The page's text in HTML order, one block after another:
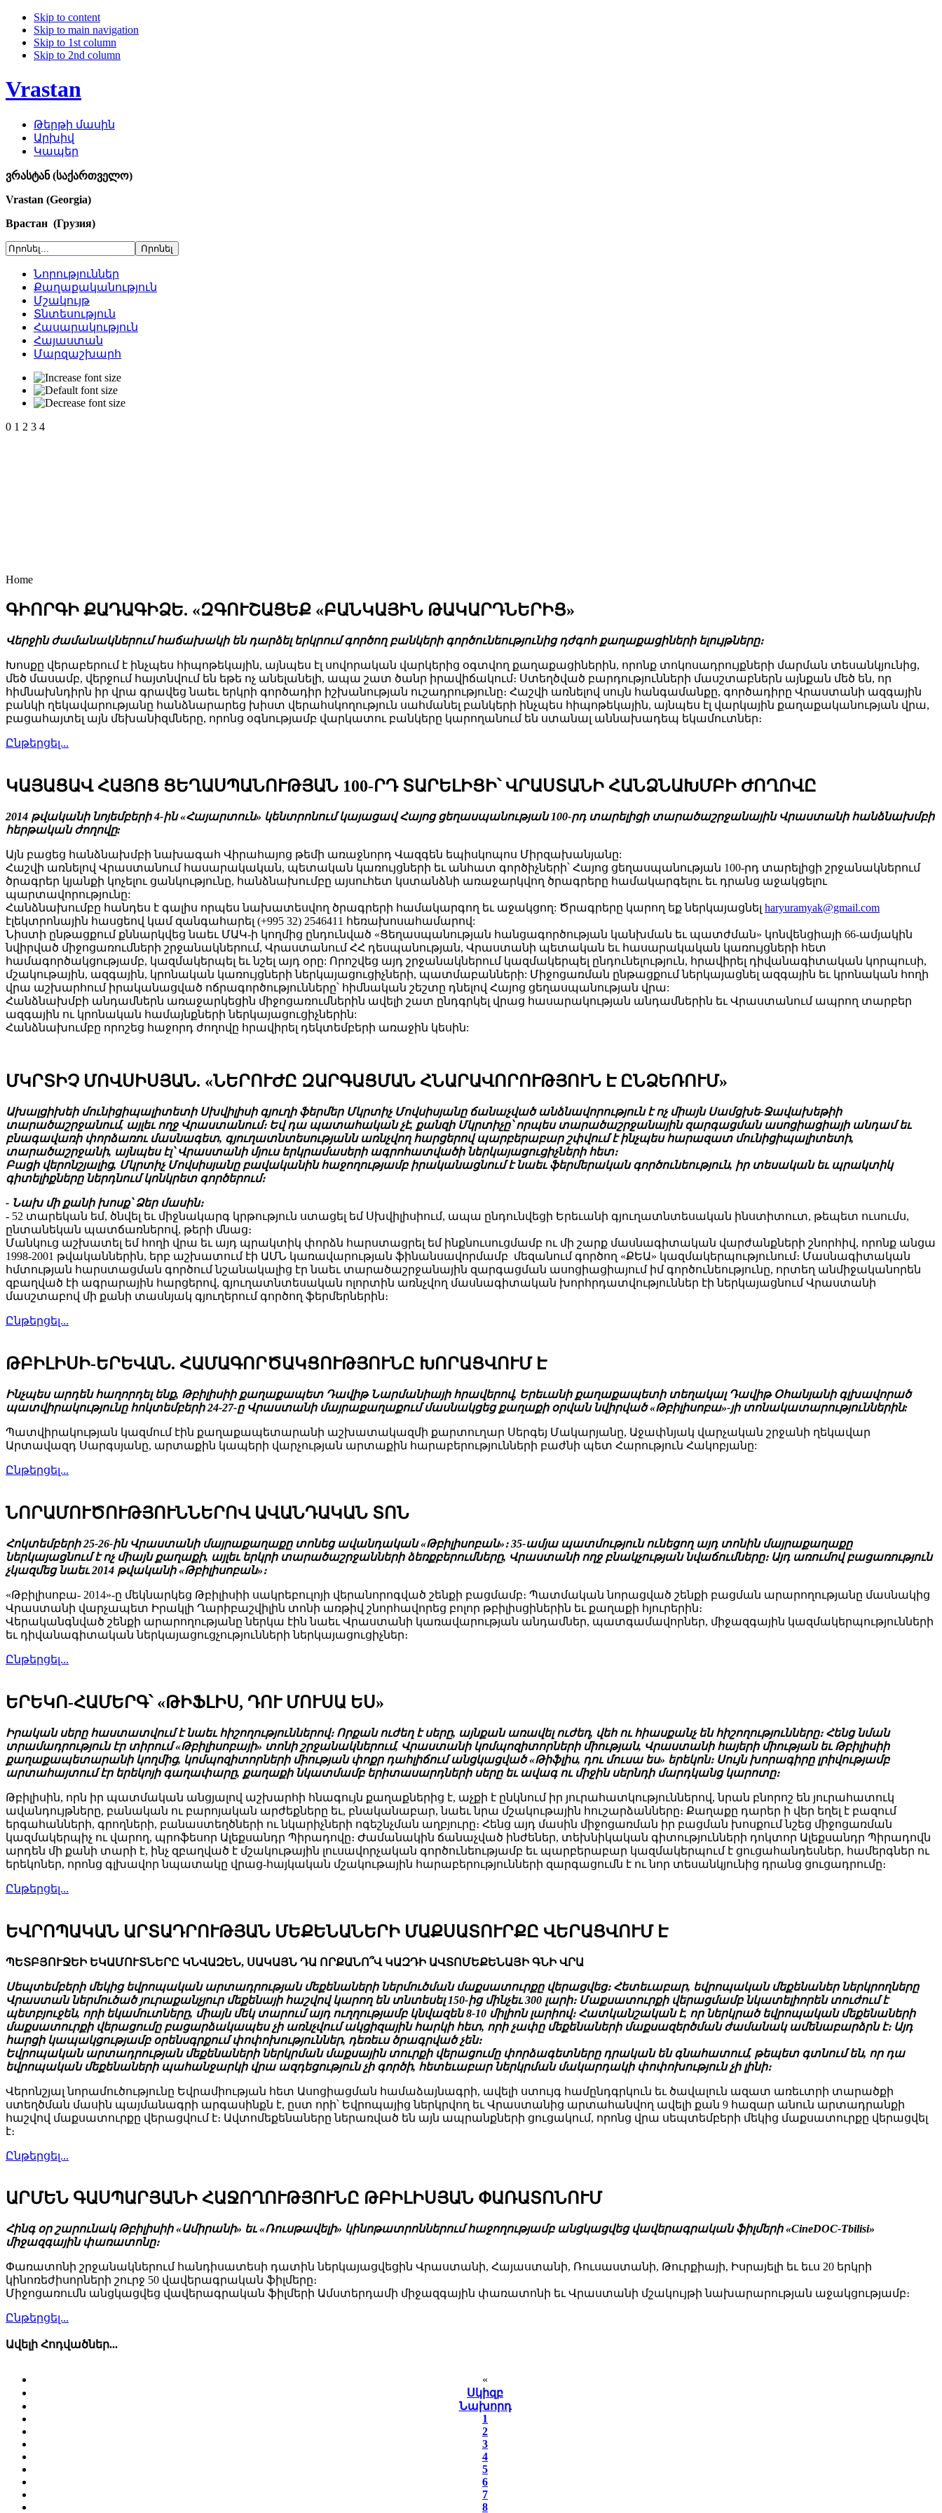
Skip to content
Skip to main navigation
Skip to 1st column
Skip to 2nd column
Vrastan
Թերթի մասին
Արխիվ
Կապեր
ვრასტან (საქართველო)
Vrastan (Georgia)
Врастан (Грузия)
Նորություններ
Քաղաքականություն
Մշակույթ
Տնտեսություն
Հասարակություն
Հայաստան
Մարզաշխարհ
0 1 2 3 4
Home
ԳԻՈՐԳԻ ՔԱԴԱԳԻՁԵ. «ԶԳՈՒՇԱՑԵՔ «ԲԱՆԿԱՅԻՆ ԹԱԿԱՐԴՆԵՐԻՑ»
Վերջին ժամանակներում հաճախակի են դարձել երկրում գործող բանկերի գործունեությունից դժգոհ քաղաքացիների ելույթները։
Խոսքը վերաբերում է ինչպես հիպոթեկային, այնպես էլ սովորական վարկերից օգտվող քաղաքացիներին, որոնք տոկոսադրույքների մարման տեսանկյունից,
մեծ մասամբ, վերջում հայտնվում են եթե ոչ անելանելի, ապա շատ ծանր իրավիճակում։ Ստեղծված բարդությունների մասշտաբներն այնքան մեծ են, որ
հիմնախնդիրն իր վրա գրավեց նաեւ երկրի գործադիր իշխանության ուշադրությունը։ Հաշվի առնելով սույն հանգամանքը, գործադիրը Վրաստանի ազգային
բանկի ղեկավարությանը հանձնարարեց խիստ վերահսկողություն սահմանել բանկերի ինչպես հիպոթեկային, այնպես էլ վարկային քաղաքականության վրա,
բացահայտել այն մեխանիզմները, որոնց օգնությամբ վարկատու բանկերը կարողանում են ստանալ աննախադեպ եկամուտներ։
Ընթերցել...
ԿԱՅԱՑԱՎ ՀԱՅՈՑ ՑԵՂԱՍՊԱՆՈՒԹՅԱՆ 100-ՐԴ ՏԱՐԵԼԻՑԻ՝ ՎՐԱՍՏԱՆԻ ՀԱՆՁՆԱԽՄԲԻ ԺՈՂՈՎԸ
2014 թվականի նոյեմբերի 4-ին «Հայարտուն» կենտրոնում կայացավ Հայոց ցեղասպանության 100-րդ տարելիցի տարածաշրջանային Վրաստանի հանձնախմբի
հերթական ժողովը:
Այն բացեց հանձնախմբի նախագահ Վիրահայոց թեմի առաջնորդ Վազգեն եպիսկոպոս Միրզախանյանը:
Հաշվի առնելով Վրաստանում հասարակական, պետական կառույցների եւ անհատ գործիչների՝ Հայոց ցեղասպանության 100-րդ տարելիցի շրջանակներում
ծրագրեր կյանքի կոչելու ցանկությունը, հանձնախումբը այսուհետ կստանձնի առաջարկվող ծրագրերը համակարգելու եւ դրանց աջակցելու
պարտավորությունը:
Հանձնախումբը հանդես է գալիս որպես նախատեսվող ծրագրերի համակարգող եւ աջակցող: Ծրագրերը կարող եք ներկայացնել haryuramyak@gmail.com
էլեկտրոնային հասցեով կամ զանգահարել (+995 32) 2546411 հեռախոսահամարով:
Նիստի ընթացքում քննարկվեց նաեւ ՄԱԿ-ի կողմից ընդունված «Ցեղասպանության հանցագործության կանխման եւ պատժման» կոնվենցիայի 66-ամյակին
նվիրված միջոցառումների շրջանակներում, Վրաստանում ՀՀ դեսպանության, Վրաստանի պետական եւ հասարակական կառույցների հետ
համագործակցությամբ, կազմակերպել եւ նշել այդ օրը: Որոշվեց այդ շրջանակներում կազմակերպել ընդունելություն, հրավիրել դիվանագիտական կորպուսի,
մշակութային, ազգային, կրոնական կառույցների ներկայացուցիչների, պատմաբանների: Միջոցառման ընթացքում ներկայացնել ազգային եւ կրոնական հողի
վրա աշխարհում իրականացված ոճրագործությունները՝ հիմնական շեշտը դնելով Հայոց ցեղասպանության վրա:
Հանձնախմբի անդամներն առաջարկեցին միջոցառումներին ավելի շատ ընդգրկել վրաց հասարակության անդամներին եւ Վրաստանում ապրող տարբեր
ազգային ու կրոնական համայնքների ներկայացուցիչներին:
Հանձնախումբը որոշեց հաջորդ ժողովը հրավիրել դեկտեմբերի առաջին կեսին:
ՄԿՐՏԻՉ ՄՈՎՍԻՍՅԱՆ. «ՆԵՐՈՒԺԸ ԶԱՐԳԱՑՄԱՆ ՀՆԱՐԱՎՈՐՈՒԹՅՈՒՆ Է ԸՆՁԵՌՈՒՄ»
Ախալցիխեի մունիցիպալիտետի Սխվիլիսի գյուղի ֆերմեր Մկրտիչ Մովսիսյանը ճանաչված անձնավորություն է ոչ միայն Սամցխե-Ջավախեթիի
տարածաշրջանում, այլեւ ողջ Վրաստանում։ Եվ դա պատահական չէ, քանզի Մկրտիչը՝ որպես տարածաշրջանային զարգացման ասոցիացիայի անդամ եւ
բնագավառի փորձառու մասնագետ, գյուղատնտեսությանն առնչվող հարցերով պարբերաբար շփվում է ինչպես հարազատ մունիցիպալիտետի,
տարածաշրջանի, այնպես էլ՝ Վրաստանի մյուս երկրամասերի ագրոհատվածի ներկայացուցիչների հետ։
Բացի վերոնշյալից, Մկրտիչ Մովսիսյանը բավականին հաջողությամբ իրականացնում է նաեւ ֆերմերական գործունեություն, իր տեսական եւ պրակտիկ
գիտելիքները ներդնում կոնկրետ գործերում։
- Նախ մի քանի խոսք՝ Ձեր մասին։
- 52 տարեկան եմ, ծնվել եւ միջնակարգ կրթություն ստացել եմ Սխվիլիսիում, ապա ընդունվեցի Երեւանի գյուղատնտեսական ինստիտուտ, թեպետ ուսումս,
ընտանեկան պատճառներով, թերի մնաց։
Մանկուց աշխատել եմ հողի վրա եւ այդ պրակտիկ փորձն հարստացրել եմ ինքնուսուցմամբ ու մի շարք մասնագիտական վարժանքների շնորհիվ, որոնք անցա
1998-2001 թվականներին, երբ աշխատում էի ԱՄՆ կառավարության ֆինանսավորմամբ մեզանում գործող «ՔԵԱ» կազմակերպությունում։ Մասնագիտական
հմտության հարստացման գործում նշանակալից էր նաեւ տարածաշրջանային զարգացման ասոցիացիայում իմ գործունեությունը, որտեղ անմիջականորեն
զբաղված էի ագրարային հարցերով, գյուղատնտեսական ոլորտին առնչվող մասնագիտական խորհրդատվություններ էի ներկայացնում Վրաստանի
մասշտաբով մի քանի տասնյակ գյուղերում գործող ֆերմերներին։
Ընթերցել...
ԹԲԻԼԻՍԻ-ԵՐԵՎԱՆ. ՀԱՄԱԳՈՐԾԱԿՑՈՒԹՅՈՒՆԸ ԽՈՐԱՑՎՈՒՄ Է
Ինչպես արդեն հաղորդել ենք, Թբիլիսիի քաղաքապետ Դավիթ Նարմանիայի հրավերով, Երեւանի քաղաքապետի տեղակալ Դավիթ Օհանյանի գլխավորած
պատվիրակությունը հոկտեմբերի 24-27-ը Վրաստանի մայրաքաղաքում մասնակցեց քաղաքի օրվան նվիրված «Թբիլիսոբա»-յի տոնակատարություններին:
Պատվիրակության կազմում էին քաղաքապետարանի աշխատակազմի քարտուղար Սերգեյ Մակարյանը, Աջափնյակ վարչական շրջանի ղեկավար
Արտավազդ Սարգսյանը, արտաքին կապերի վարչության արտաքին հարաբերությունների բաժնի պետ Հարություն Հակոբյանը:
Ընթերցել...
ՆՈՐԱՄՈՒԾՈՒԹՅՈՒՆՆԵՐՈՎ ԱՎԱՆԴԱԿԱՆ ՏՈՆ
Հոկտեմբերի 25-26-ին Վրաստանի մայրաքաղաքը տոնեց ավանդական «Թբիլիսոբան»։ 35-ամյա պատմություն ունեցող այդ տոնին մայրաքաղաքը
ներկայացնում է ոչ միայն քաղաքի, այլեւ երկրի տարածաշրջանների ձեռքբերումները, Վրաստանի ողջ բնակչության նվաճումները։ Այդ առումով բացառություն
չկազմեց նաեւ 2014 թվականի «Թբիլիսոբան»։
«Թբիլիսոբա- 2014»-ը մեկնարկեց Թբիլիսիի սակրեբուլոյի վերանորոգված շենքի բացմամբ։ Պատմական նորացված շենքի բացման արարողությանը մասնակից
Վրաստանի վարչապետ Իրակլի Ղարիբաշվիլին տոնի առթիվ շնորհավորեց բոլոր թբիլիսցիներին եւ քաղաքի հյուրերին։
Վերականգնված շենքի արարողությանը ներկա էին նաեւ Վրաստանի կառավարության անդամներ, պատգամավորներ, միջազգային կազմակերպությունների
եւ դիվանագիտական ներկայացուցչությունների ներկայացուցիչներ։
Ընթերցել...
ԵՐԵԿՈ-ՀԱՄԵՐԳ՝ «ԹԻՖԼԻՍ, ԴՈՒ ՄՈՒՍԱ ԵՍ»
Իրական սերը հաստատվում է նաեւ հիշողություններով։ Որքան ուժեղ է սերը, այնքան առավել ուժեղ, վեհ ու հիասքանչ են հիշողությունները։ Հենց նման
տրամադրություն էր տիրում «Թբիլիսոբայի» տոնի շրջանակներում, Վրաստանի կոմպոզիտորների միության, Վրաստանի հայերի միության եւ Թբիլիսիի
քաղաքապետարանի կողմից, կոմպոզիտորների միության փոքր դահլիճում անցկացված «Թիֆլիս, դու մուսա ես» երեկոն։ Սույն խորագիրը լրիվությամբ
արտահայտում էր երեկոյի գաղափարը, քաղաքի նկատմամբ երիտասարդների սերը եւ ավագ ու միջին սերնդի մարդկանց կարոտը։
Թբիլիսին, որն իր պատմական անցյալով աշխարհի հնագույն քաղաքներից է, աչքի է ընկնում իր յուրահատկություններով, նրան բնորոշ են յուրահատուկ
ավանդույթները, բանական ու բարոյական արժեքները եւ, բնականաբար, նաեւ նրա մշակութային հուշարձանները։ Քաղաքը դարեր ի վեր եղել է բազում
երգահանների, գրողների, բանաստեղծների ու նկարիչների ոգեշնչման աղբյուրը։ Հենց այդ մասին միջոցառման իր բացման խոսքում նշեց միջոցառման
կազմակերպիչ ու վարող, պրոֆեսոր Ալեքսանդր Պիրադովը։ Ժամանակին ճանաչված ինժեներ, տեխնիկական գիտությունների դոկտոր Ալեքսանդր Պիրադովն
արդեն մի քանի տարի է, ինչ զբաղված է մշակութային լուսավորչական գործունեությամբ եւ պարբերաբար կազմակերպում է ցուցահանդեսներ, համերգներ ու
երեկոներ, որոնց գլխավոր նպատակը վրաց-հայկական մշակութային հարաբերությունների զարգացումն է ու նոր տեսանկյունից դրանց ցուցադրումը։
Ընթերցել...
ԵՎՐՈՊԱԿԱՆ ԱՐՏԱԴՐՈՒԹՅԱՆ ՄԵՔԵՆԱՆԵՐԻ ՄԱՔՍԱՏՈՒՐՔԸ ՎԵՐԱՑՎՈՒՄ Է
ՊԵՏԲՅՈՒՋԵԻ ԵԿԱՄՈՒՏՆԵՐԸ ԿՆՎԱԶԵՆ, ՍԱԿԱՅՆ ԴԱ ՈՐՔԱՆՈ՞Վ ԿԱԶԴԻ ԱՎՏՈՄԵՔԵՆԱՅԻ ԳՆԻ ՎՐԱ
Սեպտեմբերի մեկից եվրոպական արտադրության մեքենաների ներմուծման մաքսատուրքը վերացվեց։ Հետեւաբար, եվրոպական մեքենաներ ներկրողները
Վրաստան ներմուծած յուրաքանչյուր մեքենայի հաշվով կարող են տնտեսել 150-ից մինչեւ 300 լարի։ Մաքսատուրքի վերացմամբ նկատելիորեն տուժում է
պետբյուջեն, որի եկամուտները, միայն մեկ տարում այդ ուղղությամբ կնվազեն 8-10 միլիոն լարիով։ Հատկանշական է, որ ներկրած եվրոպական մեքենաների
մաքսատուրքի վերացումը բացարձակապես չի առնչվում ակցիզային հարկի հետ, որի չափը մեքենաների մաքսազերծման ժամանակ ամենաբարձրն է։ Այդ
հարցի կապակցությամբ օրենսգրքում փոփոխություններ, դեռեւս ծրագրված չեն։
Եվրոպական արտադրության մեքենաների ներկրման մաքսային տուրքի վերացումը փորձագետները դրական են գնահատում, թեպետ գտնում են, որ դա
եվրոպական մեքենաների պահանջարկի վրա ազդեցություն չի գործի, հետեւաբար ներկրման մակարդակի փոփոխություն չի լինի։
Վերոնշյալ նորամուծությունը Եվրամիության հետ Ասոցիացման համաձայնագրի, ավելի ստույգ համընդգրկուն եւ ծավալուն ազատ առեւտրի տարածքի
ստեղծման մասին պայմանագրի արգասինքն է, ըստ որի՝ Եվրոպայից ներկրվող եւ Վրաստանից արտահանվող ավելի քան 9 հազար անուն արտադրանքի
հաշվով մաքսատուրքը վերացվում է։ Ավտոմեքենաները ներառված են այն ապրանքների ցուցակում, որոնց վրա սեպտեմբերի մեկից մաքսատուրքը վերացվել
է։
Ընթերցել...
ԱՐՄԵՆ ԳԱՍՊԱՐՅԱՆԻ ՀԱՋՈՂՈՒԹՅՈՒՆԸ ԹԲԻԼԻՍՅԱՆ ՓԱՌԱՏՈՆՈՒՄ
Հինգ օր շարունակ Թբիլիսիի «Ամիրանի» եւ «Ռուսթավելի» կինոթատրոններում հաջողությամբ անցկացվեց վավերագրական ֆիլմերի «CineDOC-Tbilisi»
միջազգային փառատոնը։
Փառատոնի շրջանակներում հանդիսատեսի դատին ներկայացվեցին Վրաստանի, Հայաստանի, Ռուսաստանի, Թուրքիայի, Իսրայելի եւ եւս 20 երկրի
կինոռեժիսորների շուրջ 50 վավերագրական ֆիլմերը։
Միջոցառումն անցկացվեց վավերագրական ֆիլմերի Ամստերդամի միջազգային փառատոնի եւ Վրաստանի մշակույթի նախարարության աջակցությամբ։
Ընթերցել...
Ավելի Հոդվածներ...
«
Սկիզբ
Նախորդ
1
2
3
4
5
6
7
8